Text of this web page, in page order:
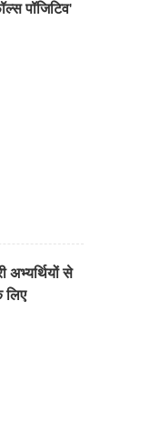
पॉजिटिव'
अभ्यर्थियों से
लिए